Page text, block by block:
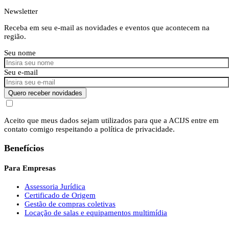
Newsletter
Receba em seu e-mail as novidades e eventos que acontecem na
região.
Seu nome
Seu e-mail
Quero receber novidades
Aceito que meus dados sejam utilizados para que a ACIJS entre em
contato comigo respeitando a política de privacidade.
Benefícios
Para Empresas
Assessoria Jurídica
Certificado de Origem
Gestão de compras coletivas
Locação de salas e equipamentos multimídia